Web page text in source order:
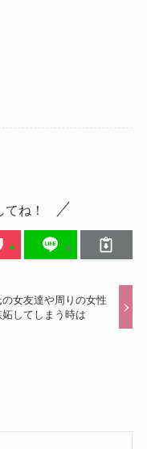
ね！
の女友達や周りの女性
妬してしまう時は